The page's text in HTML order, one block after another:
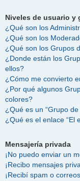
Niveles de usuario y
¿Qué son los
¿Qué son los
¿Qué son los Grupos
¿Donde están los
ellos?
¿Cómo me convierto
¿Por qué algunos
colores?
¿Qué es un “Grupo
¿Qué es el enlace “El
Mensajería privada
¡No puedo enviar un
¡Recibo mensajes
¡Recibí spam o